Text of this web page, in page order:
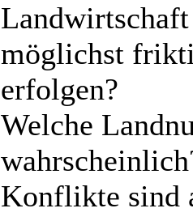
möglichst
erfolgen?
Welche
Konflikte sind